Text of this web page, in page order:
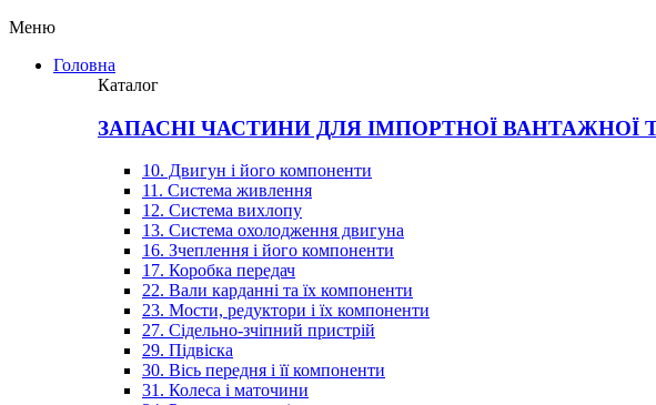
Меню
Головна
Каталог
ЗАПАСНІ ЧАСТИНИ ДЛЯ ІМПОРТНОЇ ВАНТАЖНОЇ
10. Двигун і його компоненти
11. Система живлення
12. Система вихлопу
13. Система охолодження двигуна
16. Зчеплення і його компоненти
17. Коробка передач
22. Вали карданні та їх компоненти
23. Мости, редуктори і їх компоненти
27. Сідельно-зчіпний пристрій
29. Підвіска
30. Вісь передня і її компоненти
31. Колеса і маточини